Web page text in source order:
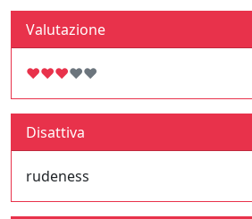
Valutazione
♥♥♥♥♥
Disattiva
rudeness